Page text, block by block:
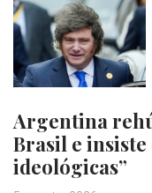
Argentina
Brasil e
ideológicas”